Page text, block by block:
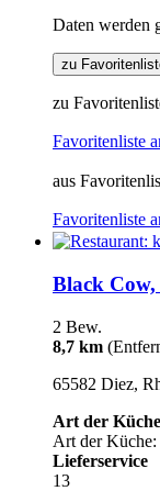
Daten werden
zu
zu
Favoritenliste
aus
Favoritenliste
Black
2 Bew.
8,7 km
65582 Diez,
Art der Küche
Art der
Lieferservice
13